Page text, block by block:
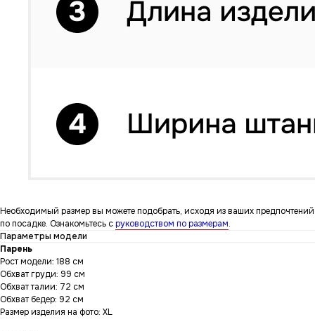
Необходимый размер вы можете подобрать, исходя из ваших предпочтений
по посадке. Ознакомьтесь сруководством по размерам.
Параметры модели
Парень
Рост модели: 188 см
Обхват груди: 99 см
Обхват талии: 72 см
Обхват бедер: 92 см
Размер изделия на фото: XL